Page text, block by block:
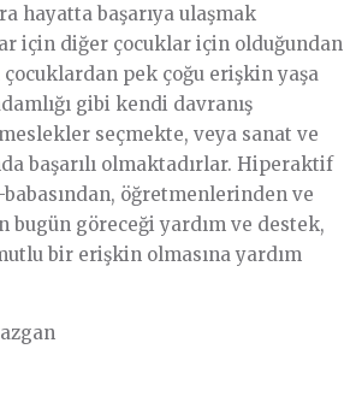
hayatta başarıya ulaşmak
için diğer çocuklar için olduğundan
çocuklardan pek çoğu erişkin yaşa
gibi kendi davranış
seçmekte, veya sanat ve
başarılı olmaktadırlar. Hiperaktif
öğretmenlerinden ve
bugün göreceği yardım ve destek,
bir erişkin olmasına yardım